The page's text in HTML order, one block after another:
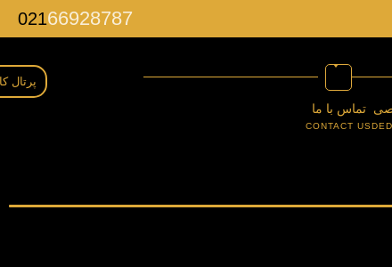
02166928787
تماس با ما
CONTACT US
پرتال